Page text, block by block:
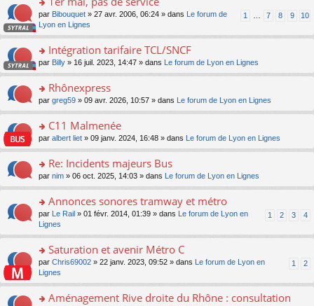
s
ré
e
pl
ré
c
e
n
o
n
lu
le
u
ré
c
e
s
a
n
o
n
lu
pl
s
ré
c
nt
er
le
m
e
s
s
e
n
o
n
le
u
s
ré
e
nt
o
s
er
le
m
e
s
g
e
n
o
lu
pl
u
ré
e
nt
1 7 8 9 10
par Bibouquet » 27 avr. 2006, 06:24 » dans
Le forum de
Lyon en Lignes
o
n
ult
er
le
m
e
a
g
e
n
n
pl
u
ré
e
Intégration tarifaire TCL/SNCF
par Billy » 16 juil. 2023, 14:47 » dans Le forum de Lyon en Lignes
o
n
ult
er
le
m
e
a
g
e
n
o
lu
u
Rhônexpress
par greg59 » 09 avr. 2026, 10:57 » dans Le forum de Lyon en Lignes
o
n
ult
er
le
m
e
s
g
e
n
o
n
C11 Malmenée
par albert liet » 09 janv. 2024, 16:48 » dans Le forum de Lyon en Lignes
o
n
ult
er
le
m
e
s
s
e
Re: Incidents majeurs Bus
par nim » 06 oct. 2025, 14:03 » dans Le forum de Lyon en Lignes
o
s
er
le
m
e
s
Annonces sonores tramway et métro
1 2 3 4
par Le Rail » 01 févr. 2014, 01:39 » dans
Le forum de Lyon en
Lignes
o
s
er
Saturation et avenir Métro C
1 2
par Chris69002 » 22 janv. 2023, 09:52 » dans
Le forum de Lyon en
Lignes
Aménagement Rive droite du Rhône : consultation